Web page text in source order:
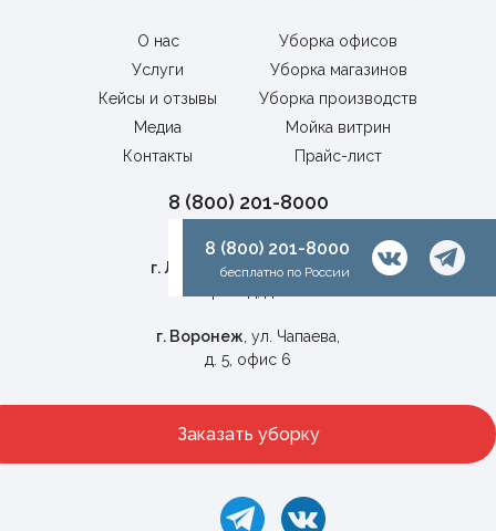
О нас
Услуги
Кейсы и отзывы
Медиа
Контакты
Уборка офисов
Уборка магазинов
Уборка производств
Мойка витрин
Прайс-лист
8 (800) 201-8000
8 (800) 201-8000
бесплатно по России
г. Липецк, Универсальный
г. Воронеж, ул. Чапаева,
д. 5, офис 6
Заказать уборку